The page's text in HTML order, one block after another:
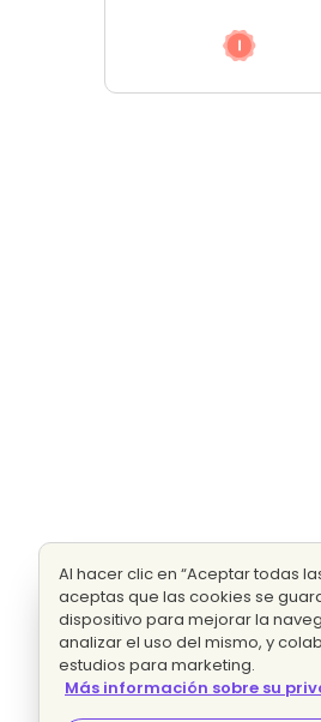
Al hacer clic en “Aceptar todas
aceptas que las cookies se
dispositivo para mejorar la
analizar el uso del mismo, y
estudios para marketing.
Más información sobre su